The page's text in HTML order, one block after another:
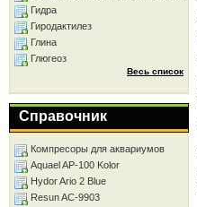
Гидра
Гиродактилез
Глина
Глюгеоз
Весь список
Справочник
Компресоры для аквариумов
Aquael AP-100 Kolor
Hydor Ario 2 Blue
Resun AC-9903